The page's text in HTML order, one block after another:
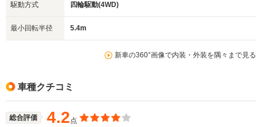
駆動方式 四輪駆動(4WD)
最小回転半径 5.4m
新車の360°画像で内装・外装を隅々まで見る
車種クチコミ
総合評価 4.2点